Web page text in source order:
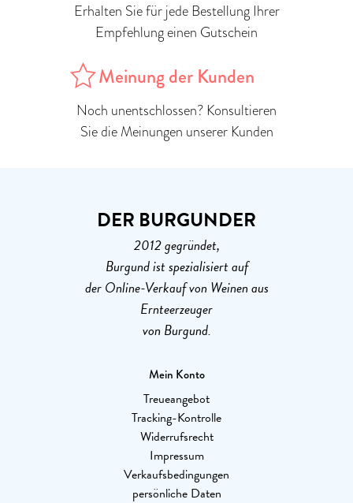
Erhalten Sie für jede Bestellung Ihrer
Empfehlung einen Gutschein
Meinung der Kunden
Noch unentschlossen? Konsultieren
Sie die Meinungen unserer Kunden
DER BURGUNDER
2012 gegründet,
Burgund ist spezialisiert auf
der Online-Verkauf von Weinen aus
Ernteerzeuger
von Burgund.
Mein Konto
Treueangebot
Tracking-Kontrolle
Widerrufsrecht
Impressum
Verkaufsbedingungen
persönliche Daten